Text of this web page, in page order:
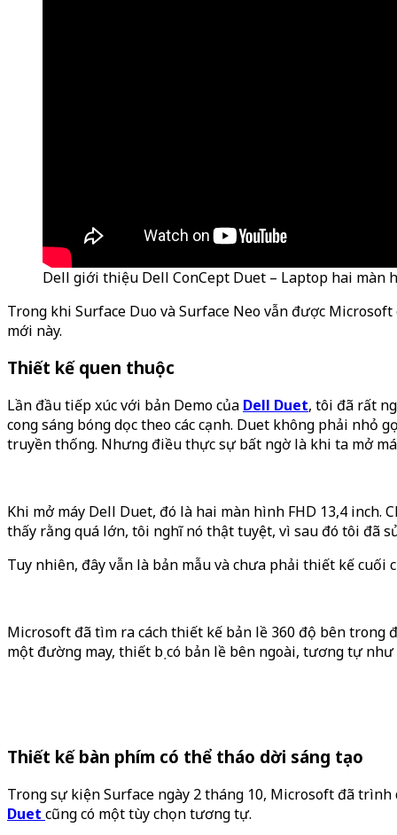
Dell giới thiệu Dell ConCept Duet – Laptop hai màn
Trong khi Surface Duo và Surface Neo vẫn được
mới này.
Thiết kế quen thuộc
Lần đầu tiếp xúc với bản Demo của Dell Duet, tôi đã rất
cong sáng bóng dọc theo các cạnh. Duet không phải nhỏ
truyền thống. Nhưng điều thực sự bất ngờ là khi ta mở
Khi mở máy Dell Duet, đó là hai màn hình FHD 13,4
thấy rằng quá lớn, tôi nghĩ nó thật tuyệt, vì sau đó tôi đã
Tuy nhiên, đây vẫn là bản mẫu và chưa phải thiết kế
Microsoft đã tìm ra cách thiết kế bản lề 360 độ bên trong
một đường may, thiết bị có bản lề bên ngoài, tương tự như
Thiết kế bàn phím có thể tháo dời sáng tạo
Trong sự kiện Surface ngày 2 tháng 10, Microsoft đã
Duet cũng có một tùy chọn tương tự.